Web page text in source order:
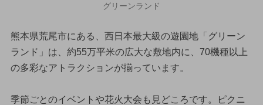
グリーンランド
熊本県荒尾市にある、西日本最大級の遊園地「グリーン
ランド」は、約55万平米の広大な敷地内に、70機種以上
の多彩なアトラクションが揃っています。
季節ごとのイベントや花火大会も見どころです。ピクニ